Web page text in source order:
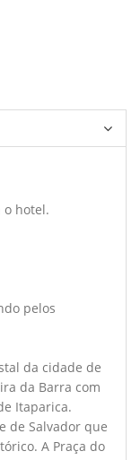
o hotel.
pelos
da cidade de
da Barra com
Itaparica.
de Salvador que
A Praça do